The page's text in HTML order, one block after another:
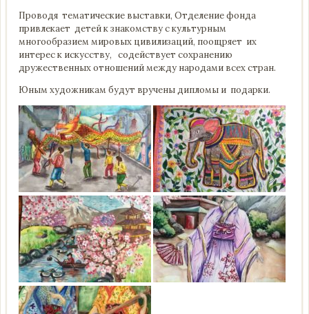
Проводя тематические выставки, Отделение фонда
привлекает детей к знакомству с культурным
многообразием мировых цивилизаций, поощряет их
интерес к искусству, содействует сохранению
дружественных отношений между народами всех стран.
Юным художникам будут вручены дипломы и подарки.